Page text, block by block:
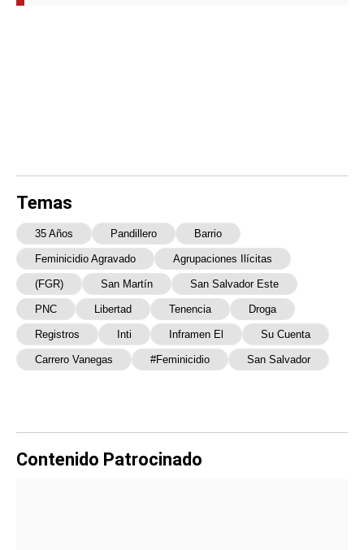
Temas
35 Años Pandillero Barrio
Feminicidio Agravado Agrupaciones Ilícitas
(FGR) San Martín San Salvador Este
PNC Libertad Tenencia Droga
Registros Inti Inframen El Su Cuenta
Carrero Vanegas #Feminicidio San Salvador
Contenido Patrocinado